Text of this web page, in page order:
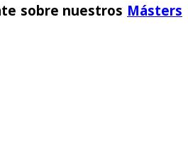
sobre nuestros Másters